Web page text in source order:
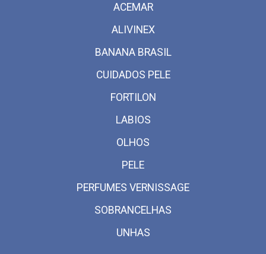
ACEMAR
ALIVINEX
BANANA BRASIL
CUIDADOS PELE
FORTILON
LABIOS
OLHOS
PELE
PERFUMES VERNISSAGE
SOBRANCELHAS
UNHAS